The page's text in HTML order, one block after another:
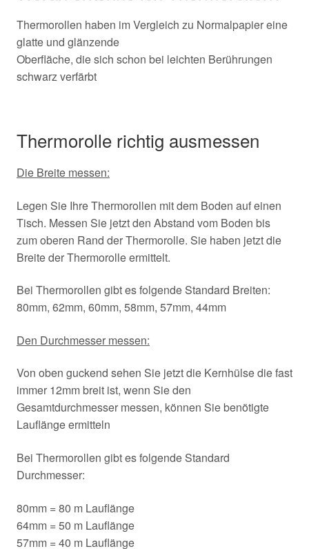
Thermorollen haben im Vergleich zu Normalpapier eine
glatte und glänzende
Oberfläche, die sich schon bei leichten Berührungen
schwarz verfärbt
Thermorolle richtig ausmessen
Die Breite messen:
Legen Sie Ihre Thermorollen mit dem Boden auf einen
Tisch. Messen Sie jetzt den Abstand vom Boden bis
zum oberen Rand der Thermorolle. Sie haben jetzt die
Breite der Thermorolle ermittelt.
Bei Thermorollen gibt es folgende Standard Breiten:
80mm, 62mm, 60mm, 58mm, 57mm, 44mm
Den Durchmesser messen:
Von oben guckend sehen Sie jetzt die Kernhülse die fast
immer 12mm breit ist, wenn Sie den
Gesamtdurchmesser messen, können Sie benötigte
Lauflänge ermitteln
Bei Thermorollen gibt es folgende Standard
Durchmesser:
80mm = 80 m Lauflänge
64mm = 50 m Lauflänge
57mm = 40 m Lauflänge